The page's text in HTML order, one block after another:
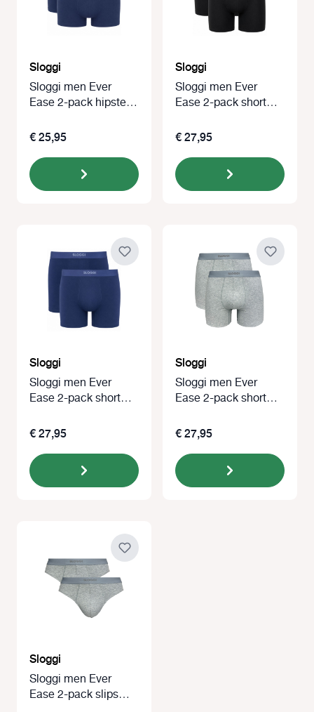
Sloggi
Sloggi men Ever
Ease 2-pack hipster
€ 25,95
Sloggi
Sloggi men Ever
Ease 2-pack short
€ 27,95
Sloggi
Sloggi men Ever
Ease 2-pack short
€ 27,95
Sloggi
Sloggi men Ever
Ease 2-pack short
€ 27,95
Sloggi
Sloggi men Ever
Ease 2-pack slips